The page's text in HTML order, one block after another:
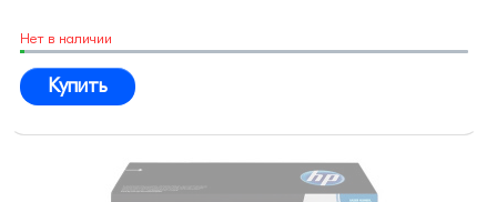
Нет в наличии
Купить